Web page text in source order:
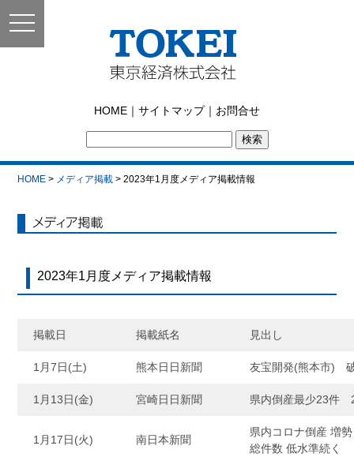
TOKEI
HOME ｜ サイトマップ｜ お問合せ
HOME > メディア掲載 > 2023年1月度メディア掲載情報
toggle
navigation
2023年1月度メディア掲載情報
掲載日 掲載紙名 見出し
1月7日(土) 熊本日日新聞 友宝開発(熊本市)
1月13日(金) 宮崎日日新聞 県内倒産最少23件
1月17日(火) 南日本新聞
県内コロナ倒産 増
総件数 低水準続く